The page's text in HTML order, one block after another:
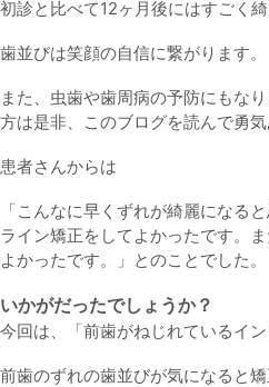
初診と比べて12ヶ月後にはすごく綺
歯並びは笑顔の自信に繋がります。
また、虫歯や歯周病の予防にもな
方は是非、このブログを読んで勇
患者さんからは
「こんなに早くずれが綺麗になる
ライン矯正をしてよかったです。
よかったです。」とのことでした。
いかがだったでしょうか？
今回は、「前歯がねじれているイン
前歯のずれの歯並びが気になると